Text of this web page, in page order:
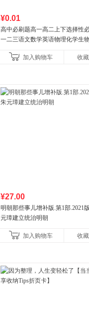
¥0.01
高中必刷题高一高二上下选择性
一二三语文数学英语物理化学生
教辅资料加入购物车 收藏
¥27.00
明朝那些事儿增补版.第1部.2021
元璋建立统治明朝
加入购物车 收藏